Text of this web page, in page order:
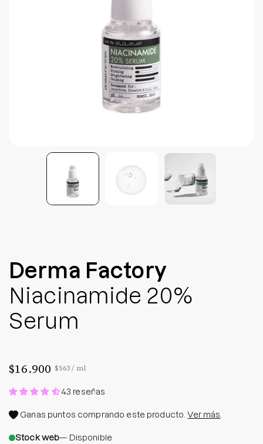
Protector Solar en Barra No.1
Parche para granitos
Rastrear mi Pedido
Parches para granitos internos
Parches para manchitas pos acné
Derma Factory
Niacinamide 20%
Serum
$16.900 Precio por unidad
$563 /por
ml
43 reseñas
Ganas puntos comprando este producto.Ver más
Stock web— Disponible